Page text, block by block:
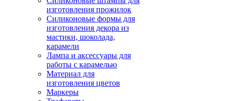
изготовления прожилок
Силиконовые формы для
изготовления декора из
мастики, шоколада,
карамели
Лампа и аксессуары для
работы с карамелью
Материал для
изготовления цветов
Маркеры